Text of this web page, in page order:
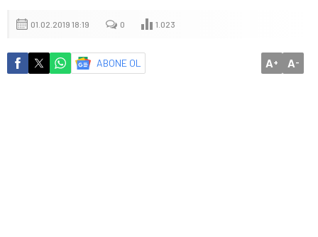
01.02.2019 18:19 0 1.023
ABONE OL A+ A-